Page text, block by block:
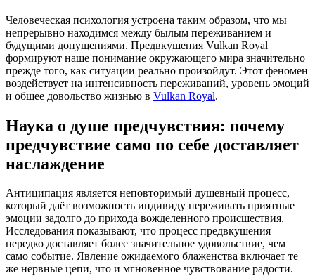
Человеческая психология устроена таким образом, что мы
непрерывно находимся между былым переживанием и
будущими допущениями. Предвкушения Vulkan Royal
формируют наше понимание окружающего мира значительно
прежде того, как ситуации реально произойдут. Этот феномен
воздействует на интенсивность переживаний, уровень эмоций
и общее довольство жизнью в Vulkan Royal.
Наука о душе предчувствия: почему
предчувствие само по себе доставляет
наслаждение
Антиципация является неповторимый душевный процесс,
который даёт возможность индивиду переживать приятные
эмоции задолго до прихода вожделенного происшествия.
Исследования показывают, что процесс предвкушения
нередко доставляет более значительное удовольствие, чем
само событие. Явление ожидаемого блаженства включает те
же нервные цепи, что и мгновенное чувствование радости.